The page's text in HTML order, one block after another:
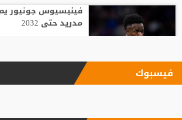
فينيسيوس جونيور
مدريد حتى 2032
الاتحاد يودع فابينيو فيسبوك